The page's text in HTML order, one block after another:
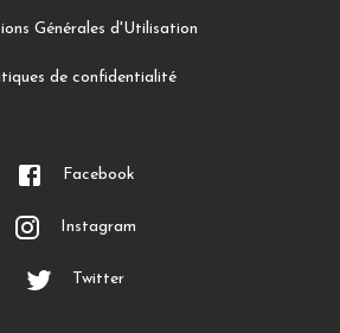
Générales d'Utilisation
de confidentialité
Facebook
Instagram
Twitter